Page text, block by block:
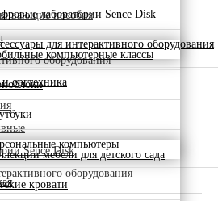
лаборатории Sence Disk
для интерактивного оборудования
оргтехника
компьютерные классы
компьютеры
мебели для детского сада
кровати
пособия
оборудования
Sence Disk
оборудования